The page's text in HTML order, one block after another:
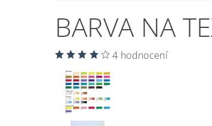
BARVA NA
4 hodnocení